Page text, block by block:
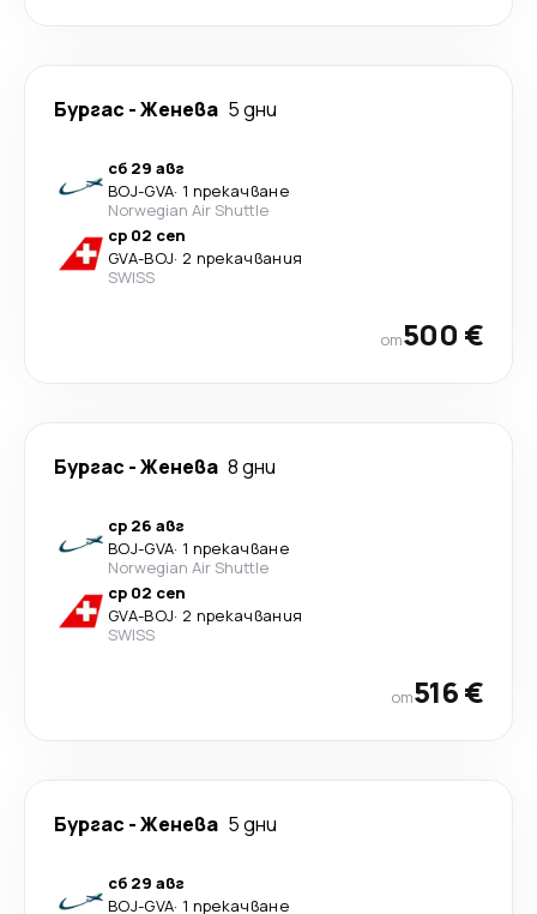
Бургас -Женева 5 дни
сб 29 авг
BOJ-GVA· 1 прекачване
Norwegian Air Shuttle
ср 02 сеп
GVA-BOJ· 2 прекачвания
SWISS
от500 €
Бургас -Женева 8 дни
ср 26 авг
BOJ-GVA· 1 прекачване
Norwegian Air Shuttle
ср 02 сеп
GVA-BOJ· 2 прекачвания
SWISS
от516 €
Бургас -Женева 5 дни
сб 29 авг
BOJ-GVA· 1 прекачване